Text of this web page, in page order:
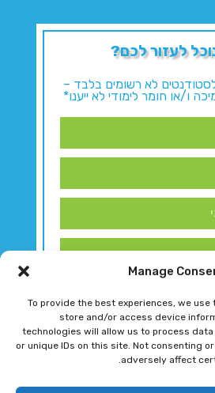
Manage
To provide the best experiences, we
store and/or access device
technologies will allow us to process
or unique IDs on this site. Not consenting
adversely affect
לעזור לכם?
לא רשומים בלבד –
ו/או חומר לימודי לא ייענו*